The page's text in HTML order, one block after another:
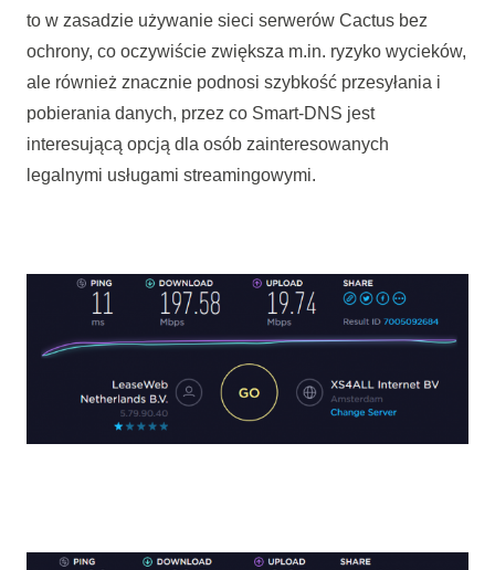
to w zasadzie używanie sieci serwerów Cactus bez
ochrony, co oczywiście zwiększa m.in. ryzyko wycieków,
ale również znacznie podnosi szybkość przesyłania i
pobierania danych, przez co Smart-DNS jest
interesującą opcją dla osób zainteresowanych
legalnymi usługami streamingowymi.